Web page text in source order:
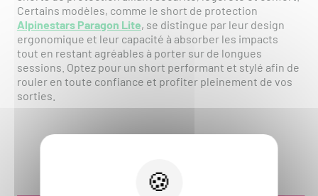
Certains modèles, comme le short de protection
Alpinestars Paragon Lite, se distingue par leur design
ergonomique et leur capacité à absorber les impacts
tout en restant agréables à porter sur de longues
sessions. Optez pour un short performant et stylé afin de
rouler en toute confiance et profiter pleinement de vos
sorties.